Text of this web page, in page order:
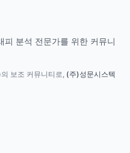
피 분석 전문가를 위한 커뮤니
의 보조 커뮤니티로, (주)성문시스텍